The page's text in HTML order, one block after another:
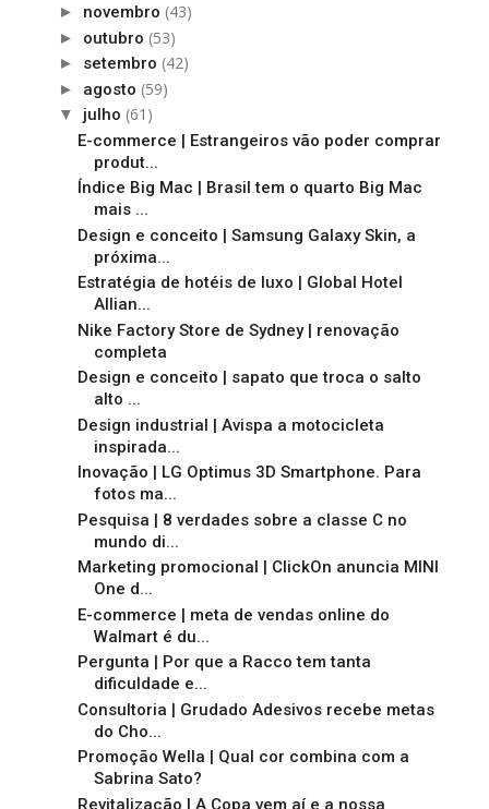
► novembro (43)
► outubro (53)
► setembro (42)
► agosto (59)
▼ julho (61)
E-commerce | Estrangeiros vão poder comprar
produt...
Índice Big Mac | Brasil tem o quarto Big Mac
mais ...
Design e conceito | Samsung Galaxy Skin, a
próxima...
Estratégia de hotéis de luxo | Global Hotel
Allian...
Nike Factory Store de Sydney | renovação
completa
Design e conceito | sapato que troca o salto
alto ...
Design industrial | Avispa a motocicleta
inspirada...
Inovação | LG Optimus 3D Smartphone. Para
fotos ma...
Pesquisa | 8 verdades sobre a classe C no
mundo di...
Marketing promocional | ClickOn anuncia MINI
One d...
E-commerce | meta de vendas online do
Walmart é du...
Pergunta | Por que a Racco tem tanta
dificuldade e...
Consultoria | Grudado Adesivos recebe metas
do Cho...
Promoção Wella | Qual cor combina com a
Sabrina Sato?
Revitalização | A Copa vem aí e a nossa